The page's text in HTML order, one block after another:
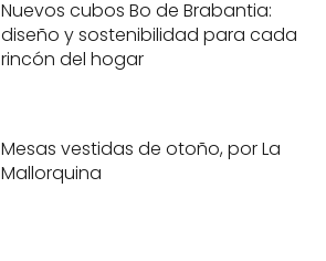
Nuevos cubos Bo de Brabantia:
diseño y sostenibilidad para cada
rincón del hogar
Mesas vestidas de otoño, por La
Mallorquina